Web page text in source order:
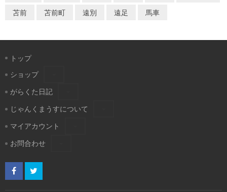
苫前
苫前町 遠別 遠足 馬車
トップ
ショップ
がらくた日記
じゃんくまうすについて
マイアカウント
お問合わせ